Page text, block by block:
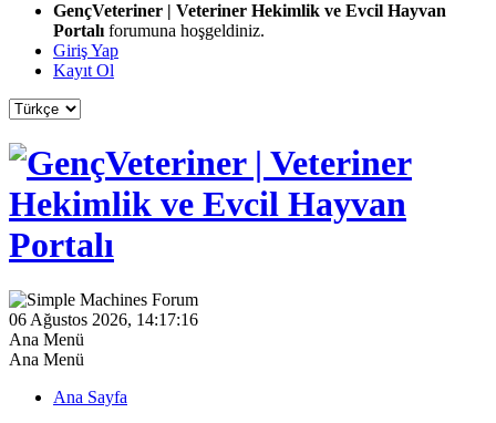
GençVeteriner | Veteriner Hekimlik ve Evcil Hayvan
Portalı forumuna hoşgeldiniz.
Giriş Yap
Kayıt Ol
06 Ağustos 2026, 14:17:16
Ana Menü
Ana Menü
Ana Sayfa